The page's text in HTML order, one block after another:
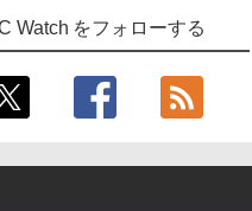
【マラソンセール期間中ポイ
古ノートパソコン 第8世代
チ 大画面 Webカメラ ZOOM
ルチ NEC VersaPro VKT16X-
【期間限定P15倍+最大
ン】 【3年保証】HP
SFF SSD256GB メモリ8GB
ndows 11 Pro 中古 アウトレ
￥7,990
対応 24MS500-B フルハイビ
スプレイ モニター LGエレク
ャンプコミックス） [ 古舘春一
￥25,828
Watch をフォローする